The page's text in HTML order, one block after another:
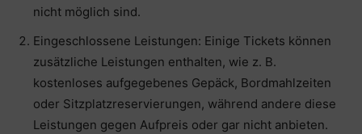
nicht möglich sind.
Eingeschlossene Leistungen: Einige Tickets können
zusätzliche Leistungen enthalten, wie z. B.
kostenloses aufgegebenes Gepäck, Bordmahlzeiten
oder Sitzplatzreservierungen, während andere diese
Leistungen gegen Aufpreis oder gar nicht anbieten.